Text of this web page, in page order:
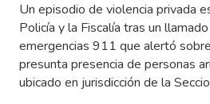
Un episodio de violencia privada
Policía y la Fiscalía tras un
emergencias 911 que alertó
presunta presencia de personas
ubicado en jurisdicción de la